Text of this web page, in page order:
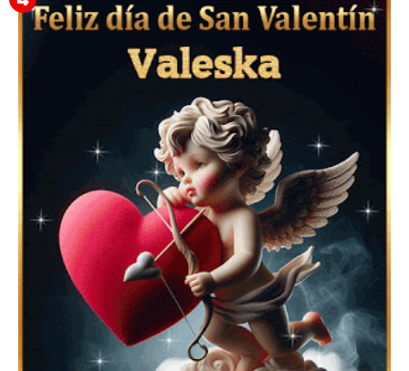
Imágenes con Frases Lindas para el Día de los
Enamorados